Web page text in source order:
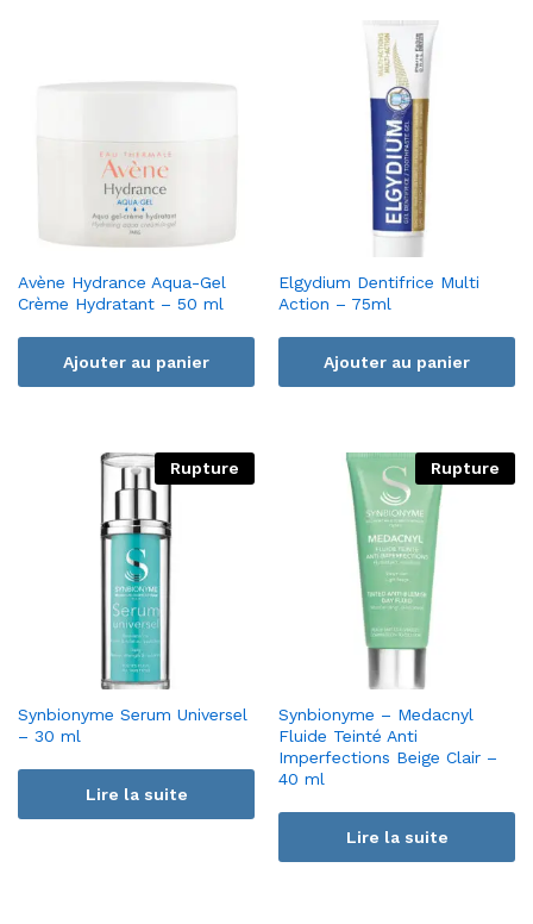
Avène Hydrance Aqua-Gel
Crème Hydratant – 50 ml
Ajouter au panier
Elgydium Dentifrice Multi
Action – 75ml
Ajouter au panier
Rupture
Synbionyme Serum Universel
– 30 ml
Lire la suite
Rupture
Synbionyme – Medacnyl
Fluide Teinté Anti
Imperfections Beige Clair –
40 ml
Lire la suite